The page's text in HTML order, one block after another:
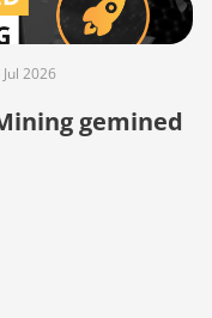
Jul 2026
gemined